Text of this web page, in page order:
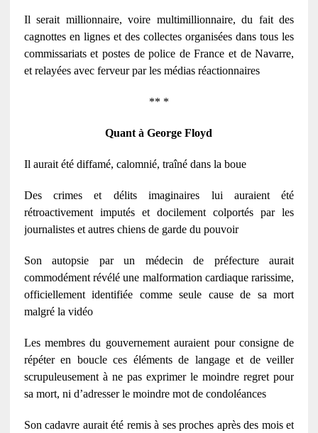
Il serait millionnaire, voire multimillionnaire, du fait des
cagnottes en lignes et des collectes organisées dans tous les
commissariats et postes de police de France et de Navarre,
et relayées avec ferveur par les médias réactionnaires
** *
Quant à George Floyd
Il aurait été diffamé, calomnié, traîné dans la boue
Des crimes et délits imaginaires lui auraient été
rétroactivement imputés et docilement colportés par les
journalistes et autres chiens de garde du pouvoir
Son autopsie par un médecin de préfecture aurait
commodément révélé une malformation cardiaque rarissime,
officiellement identifiée comme seule cause de sa mort
malgré la vidéo
Les membres du gouvernement auraient pour consigne de
répéter en boucle ces éléments de langage et de veiller
scrupuleusement à ne pas exprimer le moindre regret pour
sa mort, ni d’adresser le moindre mot de condoléances
Son cadavre aurait été remis à ses proches après des mois et